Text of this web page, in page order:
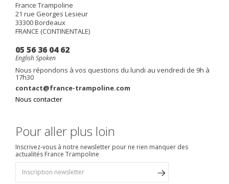
France Trampoline
21 rue Georges Lesieur
33300Bordeaux
FRANCE (CONTINENTALE)
05 56 36 04 62
English Spoken
Nous répondons à vos questions du lundi au vendredi de 9h à
17h30
contact@france-trampoline.com
Nous contacter
Pour aller plus loin
Inscrivez-vous à notre newsletter pour ne rien manquer des
actualités France Trampoline